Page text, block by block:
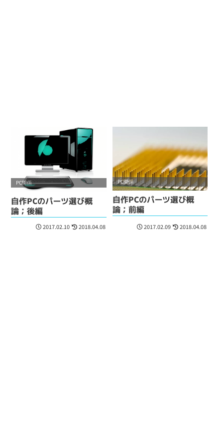
PC関係
自作PCのパーツ選び概
論；後編
2017.02.10 2018.04.08
PC関係
自作PCのパーツ選び概
論；前編
2017.02.09 2018.04.08